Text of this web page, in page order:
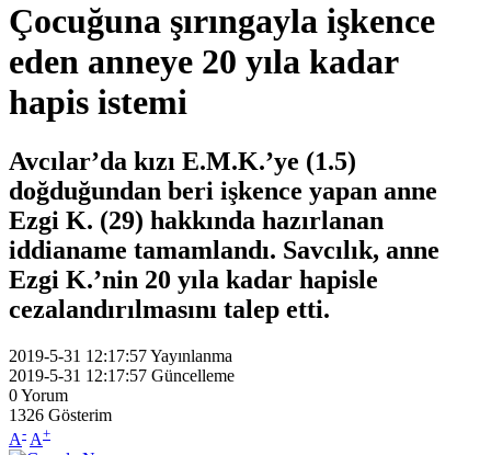
Çocuğuna şırıngayla işkence
eden anneye 20 yıla kadar
hapis istemi
Avcılar’da kızı E.M.K.’ye (1.5)
doğduğundan beri işkence yapan anne
Ezgi K. (29) hakkında hazırlanan
iddianame tamamlandı. Savcılık, anne
Ezgi K.’nin 20 yıla kadar hapisle
cezalandırılmasını talep etti.
2019-5-31 12:17:57Yayınlanma
2019-5-31 12:17:57 Güncelleme
0Yorum
1326 Gösterim
A- A+